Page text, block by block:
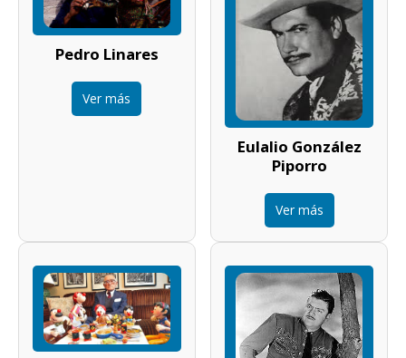
Pedro Linares
Ver más
Eulalio González
Piporro
Ver más